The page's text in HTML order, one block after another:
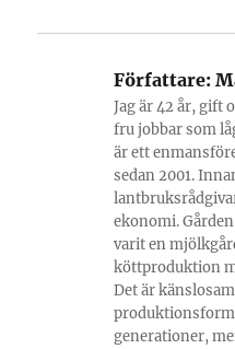
Författare:
Jag är 42 år, gift
fru jobbar som
är ett
sedan 2001.
ekonomi.
varit en
köttproduktion
Det är
generationer,